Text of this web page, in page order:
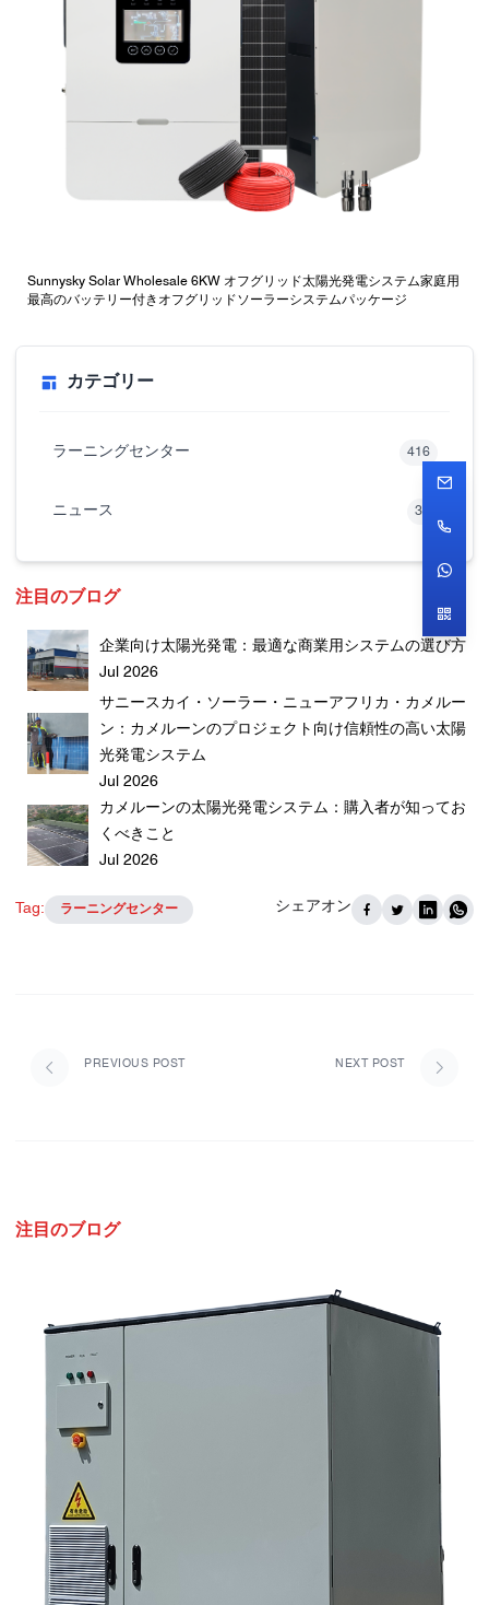
Sunnysky Solar Wholesale 6KW オフグリッド太陽光発電システム家庭用
最高のバッテリー付きオフグリッドソーラーシステムパッケージ
カテゴリー
ラーニングセンター 416
ニュース 32
注目のブログ
企業向け太陽光発電：最適な商業用システムの選び方
Jul 2026
サニースカイ・ソーラー・ニューアフリカ・カメルー
ン：カメルーンのプロジェクト向け信頼性の高い太陽
光発電システム
Jul 2026
カメルーンの太陽光発電システム：購入者が知ってお
くべきこと
Jul 2026
Tag: ラーニングセンター シェアオン
PREVIOUS POST NEXT POST
注目のブログ